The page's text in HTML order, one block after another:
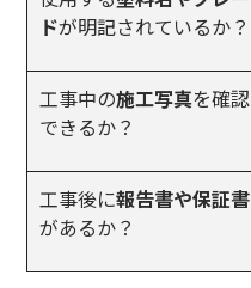
ドが明記されているか？
工事中の施工写真を確認
できるか？
工事後に報告書や保証書
があるか？